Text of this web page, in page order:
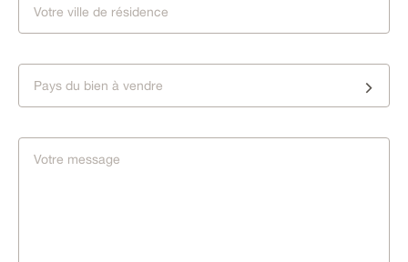
Pays du bien à vendre